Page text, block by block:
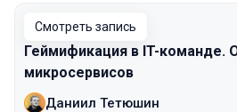
Смотреть запись
Геймификация в IT-команде.
микросервисов
Даниил Тетюшин